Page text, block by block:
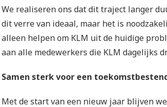
We realiseren ons dat dit traject langer
dit verre van ideaal, maar het is
alleen helpen om KLM uit de huidige
aan alle medewerkers die KLM dagelijks
Samen sterk voor een
Met de start van een nieuw jaar blijven